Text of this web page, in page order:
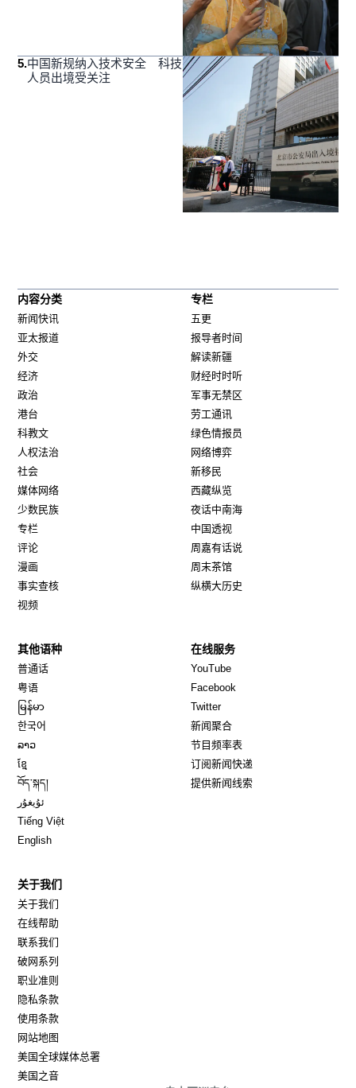
5.中国新规纳入技术安全 科技
人员出境受关注
内容分类
新闻快讯
亚太报道
外交
经济
政治
港台
科教文
人权法治
社会
媒体网络
少数民族
专栏
评论
漫画
事实查核
视频
专栏
五更
报导者时间
解读新疆
财经时时听
军事无禁区
劳工通讯
绿色情报员
网络博弈
新移民
西藏纵览
夜话中南海
中国透视
周嘉有话说
周末茶馆
纵横大历史
其他语种
普通话
粤语
မြန်မာ
한국어
ລາວ
ខ្មែ
བོད་སྐད།
ئۇيغۇر
Tiếng Việt
English
在线服务
YouTube
Facebook
TwitterOpens in new window
新闻聚合
节目频率表
订阅新闻快递
提供新闻线索
关于我们
关于我们
在线帮助
联系我们
破网系列
职业准则
隐私条款
使用条款
网站地图
美国全球媒体总署
美国之音